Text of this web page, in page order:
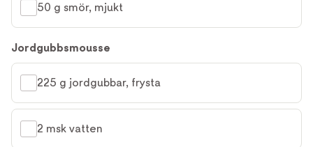
50 g smör, mjukt
Jordgubbsmousse
225 g jordgubbar, frysta
2 msk vatten